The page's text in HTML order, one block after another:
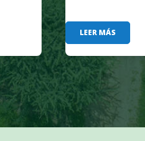
LEER MÁS